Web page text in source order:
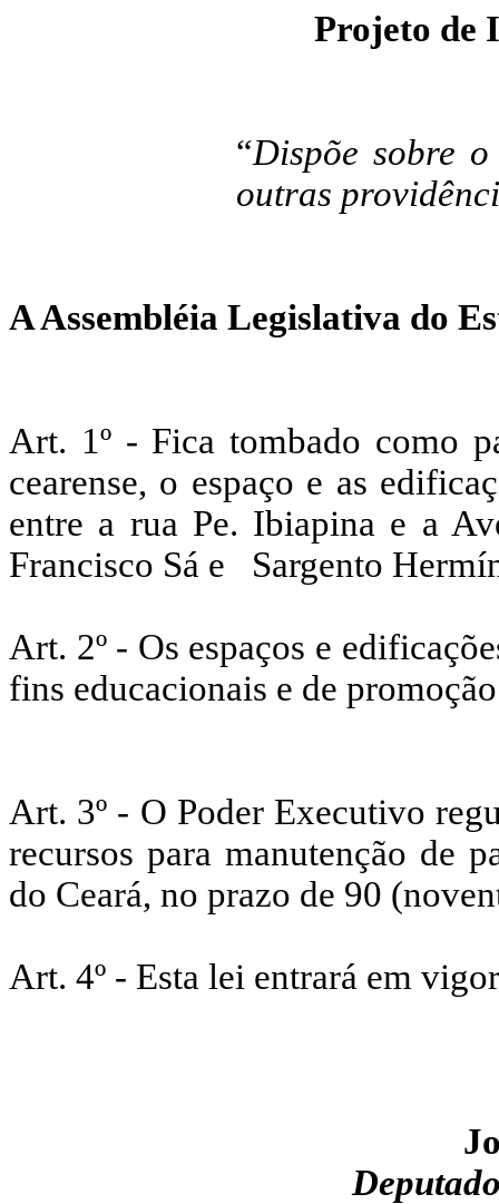
Projeto de
“Dispõe sobre
outras
A Assembléia Legislativa do
Art. 1º - Fica tombado como
cearense, o espaço e as
entre a rua Pe. Ibiapina e a
Francisco Sá e
Sargento
Art. 2º - Os espaços e
fins educacionais e de
Art. 3º - O Poder Executivo
recursos para manutenção de
do Ceará, no prazo de 90
Art. 4º - Esta lei entrará em